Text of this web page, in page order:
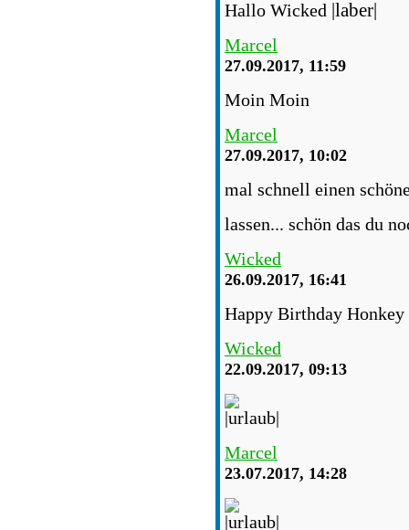
Hallo Wicked
Marcel
27.09.2017, 11:59
Moin Moin
Marcel
27.09.2017, 10:02
mal schnell einen
lassen... schön das du
Wicked
26.09.2017, 16:41
Happy Birthday Honkey
Wicked
22.09.2017, 09:13
Marcel
23.07.2017, 14:28